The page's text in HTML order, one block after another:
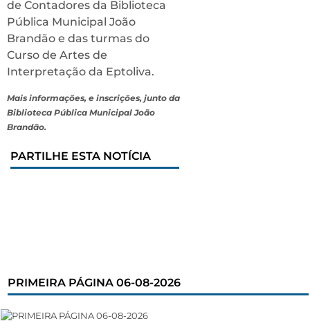
de Contadores da Biblioteca
Pública Municipal João
Brandão e das turmas do
Curso de Artes de
Interpretação da Eptoliva.
Mais informações, e inscrições, junto da
Biblioteca Pública Municipal João
Brandão.
PARTILHE ESTA NOTÍCIA
PRIMEIRA PÁGINA 06-08-2026